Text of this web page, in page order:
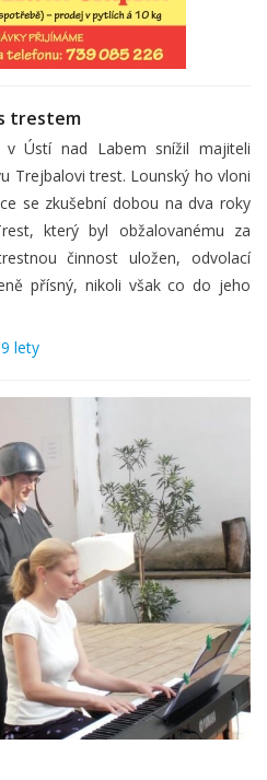
trestem
v Ústí nad Labem snížil majiteli
Trejbalovi trest. Lounský ho vloni
se zkušební dobou na dva roky
který byl obžalovanému za
činnost uložen, odvolací
přísný, nikoli však co do jeho
lety